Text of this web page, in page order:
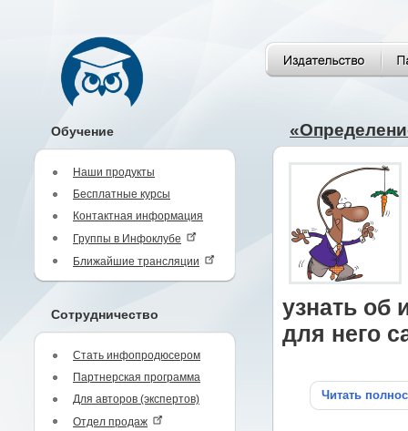
Обучение
Наши продукты
Бесплатные курсы
Контактная информация
Группы в Инфоклубе
Ближайшие трансляции
Сотрудничество
Стать инфопродюсером
Партнерская программа
Для авторов (экспертов)
Отдел продаж
узнать об
для него
Читать